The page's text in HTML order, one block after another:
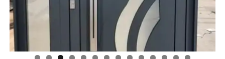
Previous Next